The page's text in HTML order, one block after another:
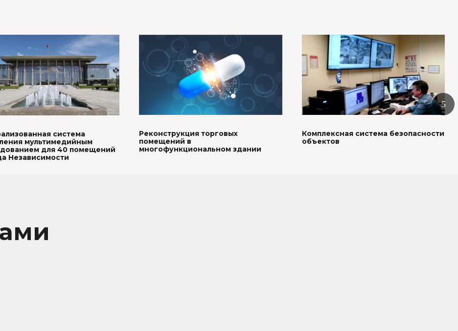
система
мультимедийным
для 40 помещений
Независимости
Реконструкция торговых
помещений в
многофункциональном здании
Комплексная система безопасности
объектов